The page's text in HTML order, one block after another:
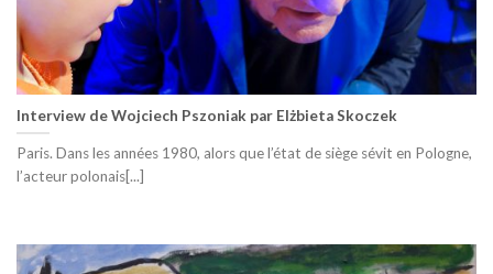
Interview de Wojciech Pszoniak par Elżbieta Skoczek
Paris. Dans les années 1980, alors que l’état de siège sévit en Pologne,
l’acteur polonais[...]